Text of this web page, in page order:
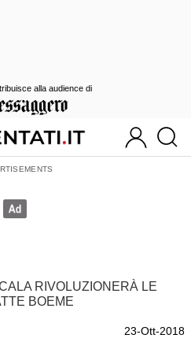
RIVOLUZIONERÀ LE
BOEME
23-Ott-2018
alla audience di